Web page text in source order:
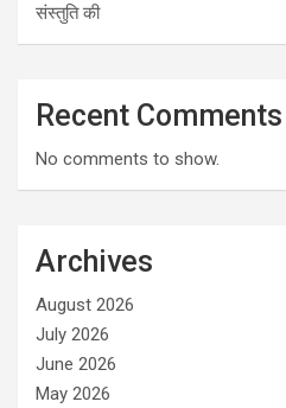
संस्तुति की
Recent Comments
No comments to show.
Archives
August 2026
July 2026
June 2026
May 2026